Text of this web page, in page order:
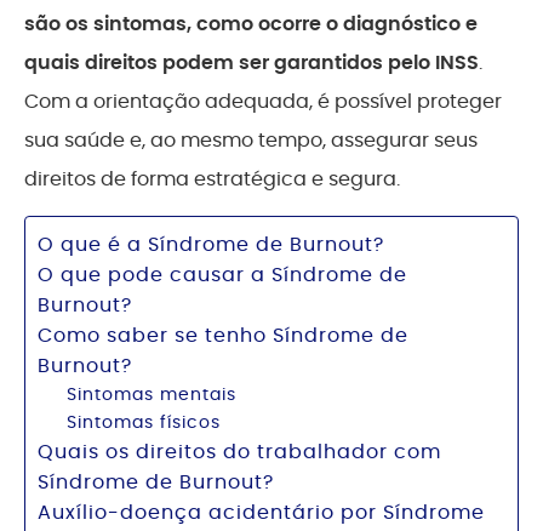
são os sintomas, como ocorre o diagnóstico e
quais direitos podem ser garantidos pelo INSS.
Com a orientação adequada, é possível proteger
sua saúde e, ao mesmo tempo, assegurar seus
direitos de forma estratégica e segura.
O que é a Síndrome de Burnout?
O que pode causar a Síndrome de
Burnout?
Como saber se tenho Síndrome de
Burnout?
Sintomas mentais
Sintomas físicos
Quais os direitos do trabalhador com
Síndrome de Burnout?
Auxílio-doença acidentário por Síndrome